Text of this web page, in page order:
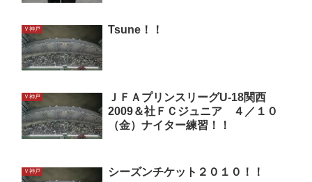
Ｖ神戸 Tsune！！
Ｖ神戸
ＪＦＡプリンスリーグU-18関西
2009＆社ＦＣジュニア ４／１０
（金）ナイター練習！！
Ｖ神戸 シーズンチケット２０１０！！